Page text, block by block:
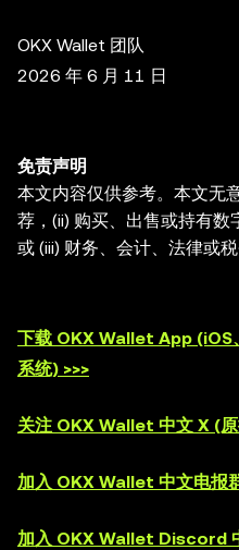
OKX Wallet 团队
2026 年 6 月 11 日
免责声明
本文内容仅供参考。本文无
荐，(ii) 购买、出售或持有数
或 (iii) 财务、会计、法律或
币和 NFT）受市场波动影
询您的法律/税务/投资专业
自托管钱包软件服务，让您
OKX Web3 钱包无法控制此
其承担任何责任。并非所有
Web3 钱包及其相关服务不
下载 OKX Wallet App
系统) >>>
关注 OKX Wallet 中文 X (原
加入 OKX Wallet 中文电报
加入 OKX Wallet Discord